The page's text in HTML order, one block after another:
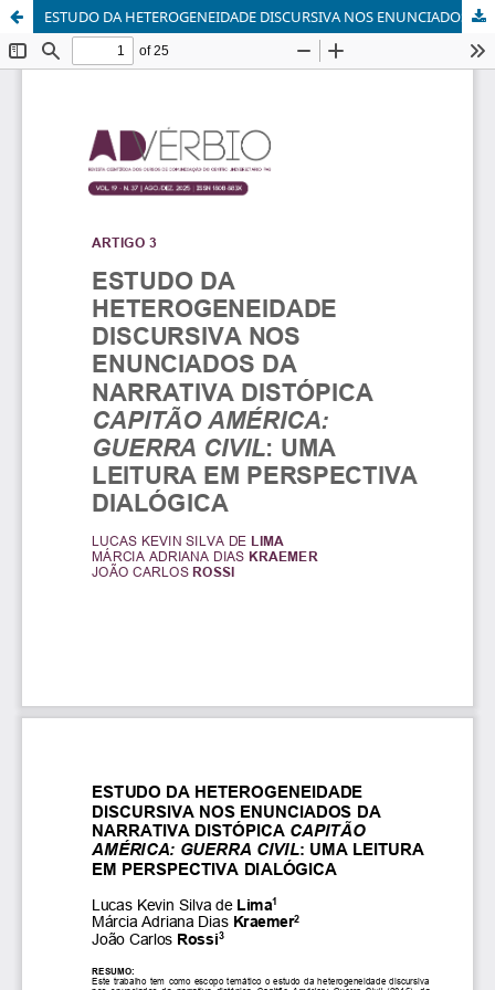
ESTUDO DA HETEROGENEIDADE DISCURSIVA NOS ENUNCIADOS DA NARRATIVA DISTÓPICA CAPITÃO AMÉRICA: GUERRA CIVIL